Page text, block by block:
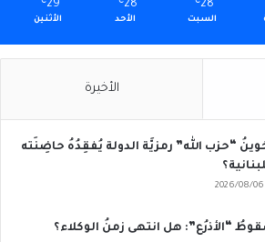
28
℃
السبت
28
℃
الأحد
29
℃
الأثنين
الأخيرة
“حزب الله” رمزيَّة الدولة يُفقِدُهُ حاضِنَته
2026/08/06
“الأذرُع”: هل انتهى زمنُ الوكلاء؟